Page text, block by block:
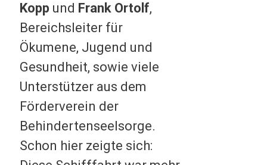
Kopp und Frank Ortolf,
Bereichsleiter für
Ökumene, Jugend und
Gesundheit, sowie viele
Unterstützer aus dem
Förderverein der
Behindertenseelsorge.
Schon hier zeigte sich: